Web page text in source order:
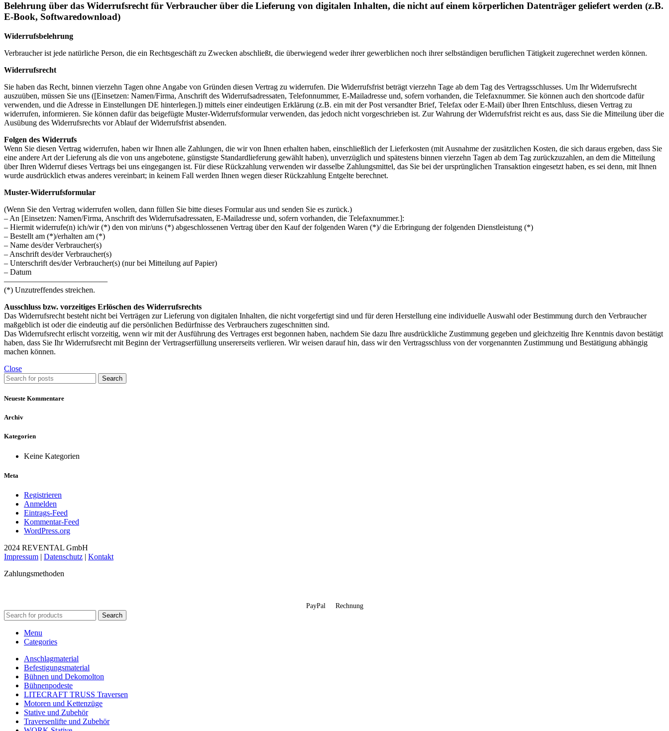
Belehrung über das Widerrufsrecht für Verbraucher über die Lieferung von digitalen Inhalten, die nicht auf einem körperlichen Datenträger geliefert werden (z.B.
E-Book, Softwaredownload)
Widerrufsbelehrung
Verbraucher ist jede natürliche Person, die ein Rechtsgeschäft zu Zwecken abschließt, die überwiegend weder ihrer gewerblichen noch ihrer selbständigen beruflichen Tätigkeit zugerechnet werden können.
Widerrufsrecht
Sie haben das Recht, binnen vierzehn Tagen ohne Angabe von Gründen diesen Vertrag zu widerrufen. Die Widerrufsfrist beträgt vierzehn Tage ab dem Tag des Vertragsschlusses. Um Ihr Widerrufsrecht
auszuüben, müssen Sie uns ([Einsetzen: Namen/Firma, Anschrift des Widerrufsadressaten, Telefonnummer, E-Mailadresse und, sofern vorhanden, die Telefaxnummer. Sie können auch den shortcode dafür
verwenden, und die Adresse in Einstellungen DE hinterlegen.]) mittels einer eindeutigen Erklärung (z.B. ein mit der Post versandter Brief, Telefax oder E-Mail) über Ihren Entschluss, diesen Vertrag zu
widerrufen, informieren. Sie können dafür das beigefügte Muster-Widerrufsformular verwenden, das jedoch nicht vorgeschrieben ist. Zur Wahrung der Widerrufsfrist reicht es aus, dass Sie die Mitteilung über die
Ausübung des Widerrufsrechts vor Ablauf der Widerrufsfrist absenden.
Folgen des Widerrufs
Wenn Sie diesen Vertrag widerrufen, haben wir Ihnen alle Zahlungen, die wir von Ihnen erhalten haben, einschließlich der Lieferkosten (mit Ausnahme der zusätzlichen Kosten, die sich daraus ergeben, dass Sie
eine andere Art der Lieferung als die von uns angebotene, günstigste Standardlieferung gewählt haben), unverzüglich und spätestens binnen vierzehn Tagen ab dem Tag zurückzuzahlen, an dem die Mitteilung
über Ihren Widerruf dieses Vertrags bei uns eingegangen ist. Für diese Rückzahlung verwenden wir dasselbe Zahlungsmittel, das Sie bei der ursprünglichen Transaktion eingesetzt haben, es sei denn, mit Ihnen
wurde ausdrücklich etwas anderes vereinbart; in keinem Fall werden Ihnen wegen dieser Rückzahlung Entgelte berechnet.
Muster-Widerrufsformular
(Wenn Sie den Vertrag widerrufen wollen, dann füllen Sie bitte dieses Formular aus und senden Sie es zurück.)
– An [Einsetzen: Namen/Firma, Anschrift des Widerrufsadressaten, E-Mailadresse und, sofern vorhanden, die Telefaxnummer.]:
– Hiermit widerrufe(n) ich/wir (*) den von mir/uns (*) abgeschlossenen Vertrag über den Kauf der folgenden Waren (*)/ die Erbringung der folgenden Dienstleistung (*)
– Bestellt am (*)/erhalten am (*)
– Name des/der Verbraucher(s)
– Anschrift des/der Verbraucher(s)
– Unterschrift des/der Verbraucher(s) (nur bei Mitteilung auf Papier)
– Datum
—————————————
(*) Unzutreffendes streichen.
Ausschluss bzw. vorzeitiges Erlöschen des Widerrufsrechts
Das Widerrufsrecht besteht nicht bei Verträgen zur Lieferung von digitalen Inhalten, die nicht vorgefertigt sind und für deren Herstellung eine individuelle Auswahl oder Bestimmung durch den Verbraucher
maßgeblich ist oder die eindeutig auf die persönlichen Bedürfnisse des Verbrauchers zugeschnitten sind.
Das Widerrufsrecht erlischt vorzeitig, wenn wir mit der Ausführung des Vertrages erst begonnen haben, nachdem Sie dazu Ihre ausdrückliche Zustimmung gegeben und gleichzeitig Ihre Kenntnis davon bestätigt
haben, dass Sie Ihr Widerrufsrecht mit Beginn der Vertragserfüllung unsererseits verlieren. Wir weisen darauf hin, dass wir den Vertragsschluss von der vorgenannten Zustimmung und Bestätigung abhängig
machen können.
Close
Search
Neueste Kommentare
Archiv
Kategorien
Keine Kategorien
Meta
Registrieren
Anmelden
Eintrags-Feed
Kommentar-Feed
WordPress.org
2024 REVENTAL GmbH
Impressum | Datenschutz | Kontakt
Zahlungsmethoden
PayPal Rechnung
Search
Menu
Categories
Anschlagmaterial
Befestigungsmaterial
Bühnen und Dekomolton
Bühnenpodeste
LITECRAFT TRUSS Traversen
Motoren und Kettenzüge
Stative und Zubehör
Traversenlifte und Zubehör